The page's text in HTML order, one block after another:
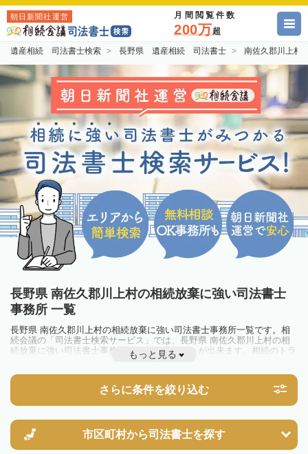
朝日新聞社運営 月間閲覧件数
200万超
遺産相続 司法書士検索 長野県 遺産相続 司法書士 南佐久郡川上
長野県 南佐久郡川上村の相続放棄に強い司法書士
事務所 一覧
長野県 南佐久郡川上村の相続放棄に強い司法書士事務所一覧です。相
続会議の「司法書士検索サービス」では、長野県 南佐久郡川上村の相
続放棄に強い司法書士事務所を一覧で見ることが出来ます。相続のトラ
ブルやお悩みを抱えている方は一度近隣の司法書士に相談してみましょ
もっと見る
さらに条件を絞り込む
市区町村から司法書士を探す